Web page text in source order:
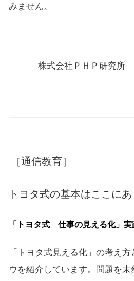
みません。
株式会社ＰＨＰ研究
［通信教育］
トヨタ式の基本はここにあ
「トヨタ式 仕事の見える化」実
「トヨタ式見える化」の考え
ウを紹介しています。問題を